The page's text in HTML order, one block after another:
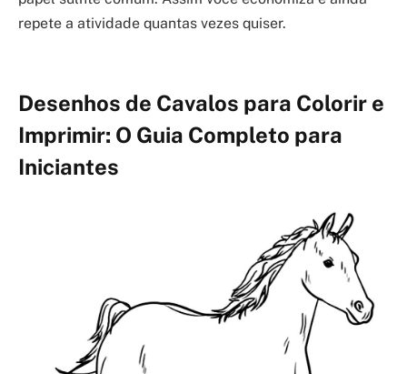
repete a atividade quantas vezes quiser.
Desenhos de Cavalos para Colorir e
Imprimir: O Guia Completo para
Iniciantes